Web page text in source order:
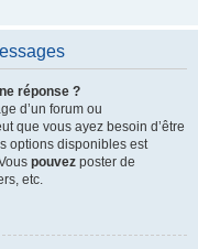
réponse ?
d’un forum ou
que vous ayez besoin d’être
options disponibles est
pouvez poster de
etc.